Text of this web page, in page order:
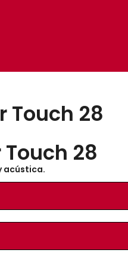
Touch 28
28
acústica.